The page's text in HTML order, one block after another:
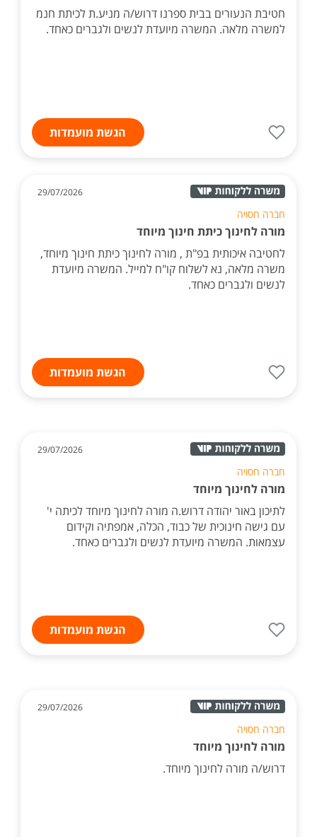
חטיבת הנעורים בבית ספרנו דרוש/ה מניע.ת לכיתת חנמ
למשרה מלאה. המשרה מיועדת לנשים ולגברים כאחד.
הגשת מועמדות
29/07/2026
חברה חסויה
מורה לחינוך כיתת חינוך מיוחד
לחטיבה איכותית בפ"ת , מורה לחינוך כיתת חינוך מיוחד,
משרה מלאה, נא לשלוח קו"ח למייל. המשרה מיועדת
לנשים ולגברים כאחד.
הגשת מועמדות
29/07/2026
חברה חסויה
מורה לחינוך מיוחד
לתיכון באור יהודה דרוש.ה מורה לחינוך מיוחד לכיתה י'
עם גישה חינוכית של כבוד, הכלה, אמפתיה וקידום
עצמאות. המשרה מיועדת לנשים ולגברים כאחד.
הגשת מועמדות
29/07/2026
חברה חסויה
מורה לחינוך מיוחד
דרוש/ה מורה לחינוך מיוחד.